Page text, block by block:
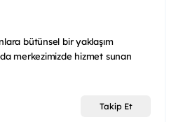
bütünsel bir yaklaşım
merkezimizde hizmet sunan
Takip Et